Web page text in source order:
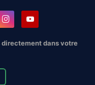
dans votre